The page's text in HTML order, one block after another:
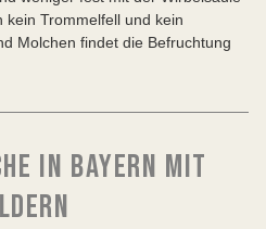
kein Trommelfell und kein
Molchen findet die Befruchtung
IN BAYERN MIT